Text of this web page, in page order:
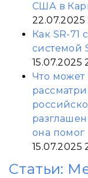
США в
22.07.2025
Как SR-71
системой
15.07.2025
Что может
она помог
15.07.2025
Статьи: